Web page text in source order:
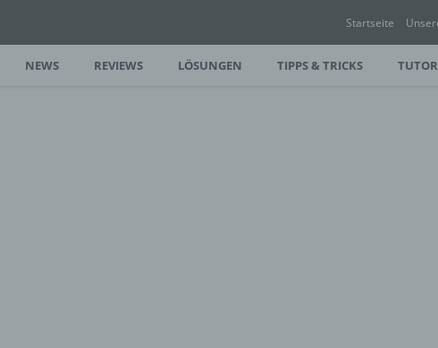
Startseite
NEWS REVIEWS LÖSUNGEN TIPPS & TRICKS